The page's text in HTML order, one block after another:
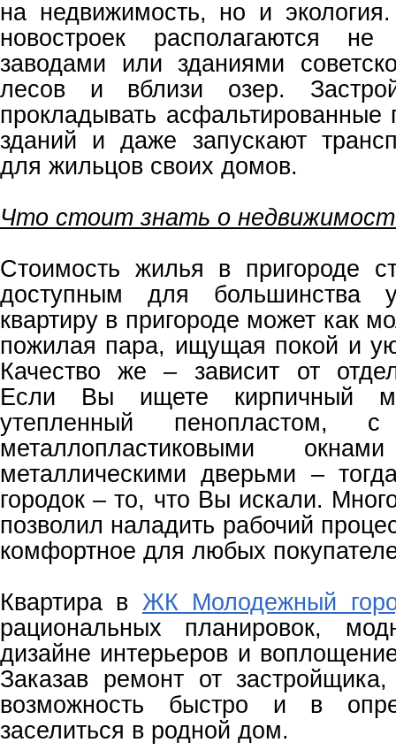
на недвижимость, но и
новостроек располагаются
заводами или зданиями
лесов и вблизи озер.
прокладывать асфальтированные
зданий и даже запускают
для жильцов своих домов.
Что стоит знать о
Стоимость жилья в пригороде
доступным для большинства
квартиру в пригороде может как
пожилая пара, ищущая покой и
Качество же – зависит от
Если Вы ищете кирпичный
утепленный пенопластом, с
металлопластиковыми
металлическими дверьми –
городок – то, что Вы искали.
позволил наладить рабочий
комфортное для любых
Квартира в ЖК Молодежный
рациональных планировок,
дизайне интерьеров и
Заказав ремонт от
возможность быстро и в
заселиться в родной дом.